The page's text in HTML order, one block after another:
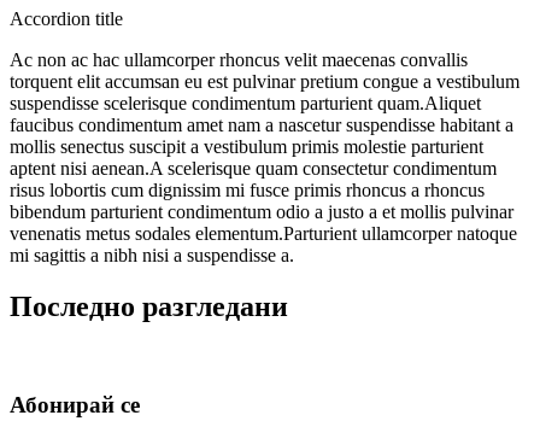
Accordion title
Ac non ac hac ullamcorper rhoncus velit maecenas convallis
torquent elit accumsan eu est pulvinar pretium congue a vestibulum
suspendisse scelerisque condimentum parturient quam.Aliquet
faucibus condimentum amet nam a nascetur suspendisse habitant a
mollis senectus suscipit a vestibulum primis molestie parturient
aptent nisi aenean.A scelerisque quam consectetur condimentum
risus lobortis cum dignissim mi fusce primis rhoncus a rhoncus
bibendum parturient condimentum odio a justo a et mollis pulvinar
venenatis metus sodales elementum.Parturient ullamcorper natoque
mi sagittis a nibh nisi a suspendisse a.
Последно разгледани
Абонирай се